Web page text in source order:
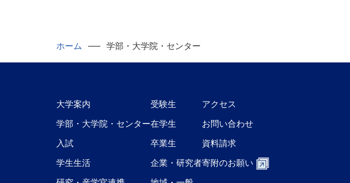
ホーム 学部・大学院・センター
大学案内
学部・大学院・センター
入試
学生生活
受験生
在学生
卒業生
企業・研究者
アクセス
お問い合わせ
資料請求
寄附のお願い